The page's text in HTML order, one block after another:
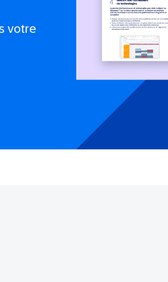
votre